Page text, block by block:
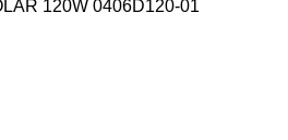
120W 0406D120-01